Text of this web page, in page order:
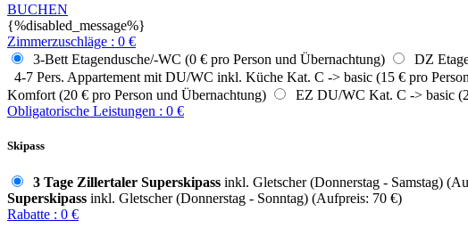
BUCHEN
{%disabled_message%}
Zimmerzuschläge : 0 €
3-Bett Etagendusche/-WC (0 € pro Person und Übernachtung)
DZ
4-7 Pers. Appartement mit DU/WC inkl. Küche Kat. C -> basic (15 € pro
Komfort (20 € pro Person und Übernachtung)
EZ DU/WC Kat. C -> basic
Obligatorische Leistungen : 0 €
Skipass
3 Tage Zillertaler Superskipass inkl. Gletscher (Donnerstag - Samstag)
Superskipass inkl. Gletscher (Donnerstag - Sonntag) (Aufpreis: 70 €)
Rabatte : 0 €